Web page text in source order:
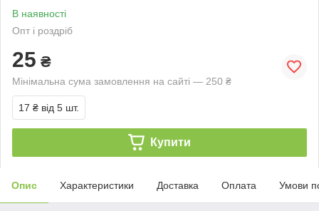
В наявності
Опт і роздріб
25 ₴
Мінімальна сума замовлення на сайті — 250 ₴
17 ₴ від 5 шт.
Купити
Опис Характеристики Доставка Оплата Умови